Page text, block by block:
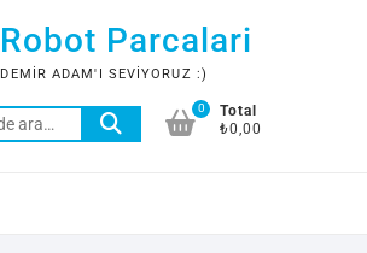
Robot Parcalari
DEMIR ADAM'I SEVIYORUZ :)
Ara:
0
Total
₺0,00